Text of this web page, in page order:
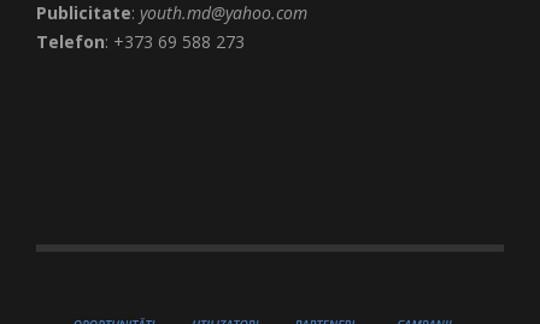
Publicitate: youth.md@yahoo.com
Telefon: +373 69 588 273